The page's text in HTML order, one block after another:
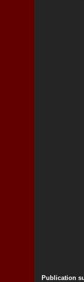
Publication